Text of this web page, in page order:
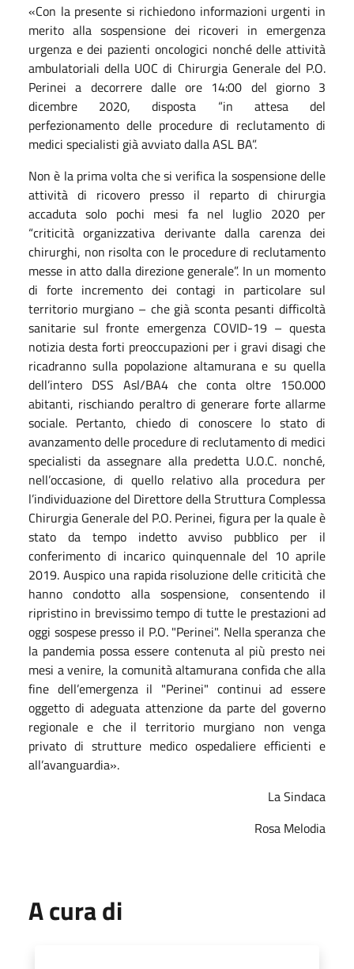
«Con la presente si richiedono informazioni urgenti in
merito alla sospensione dei ricoveri in emergenza
urgenza e dei pazienti oncologici nonché delle attività
ambulatoriali della UOC di Chirurgia Generale del P.O.
Perinei a decorrere dalle ore 14:00 del giorno 3
dicembre 2020, disposta “in attesa del
perfezionamento delle procedure di reclutamento di
medici specialisti già avviato dalla ASL BA”.
Non è la prima volta che si verifica la sospensione delle
attività di ricovero presso il reparto di chirurgia
accaduta solo pochi mesi fa nel luglio 2020 per
“criticità organizzativa derivante dalla carenza dei
chirurghi, non risolta con le procedure di reclutamento
messe in atto dalla direzione generale”. In un momento
di forte incremento dei contagi in particolare sul
territorio murgiano – che già sconta pesanti difficoltà
sanitarie sul fronte emergenza COVID-19 – questa
notizia desta forti preoccupazioni per i gravi disagi che
ricadranno sulla popolazione altamurana e su quella
dell’intero DSS Asl/BA4 che conta oltre 150.000
abitanti, rischiando peraltro di generare forte allarme
sociale. Pertanto, chiedo di conoscere lo stato di
avanzamento delle procedure di reclutamento di medici
specialisti da assegnare alla predetta U.O.C. nonché,
nell’occasione, di quello relativo alla procedura per
l’individuazione del Direttore della Struttura Complessa
Chirurgia Generale del P.O. Perinei, figura per la quale è
stato da tempo indetto avviso pubblico per il
conferimento di incarico quinquennale del 10 aprile
2019. Auspico una rapida risoluzione delle criticità che
hanno condotto alla sospensione, consentendo il
ripristino in brevissimo tempo di tutte le prestazioni ad
oggi sospese presso il P.O. "Perinei". Nella speranza che
la pandemia possa essere contenuta al più presto nei
mesi a venire, la comunità altamurana confida che alla
fine dell’emergenza il "Perinei" continui ad essere
oggetto di adeguata attenzione da parte del governo
regionale e che il territorio murgiano non venga
privato di strutture medico ospedaliere efficienti e
all’avanguardia».
La Sindaca
Rosa Melodia
A cura di